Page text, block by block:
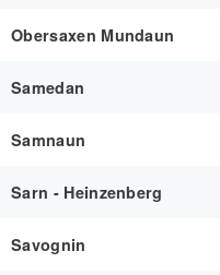
Obersaxen Mundaun
Samedan
Samnaun
Sarn - Heinzenberg
Savognin